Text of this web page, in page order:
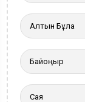
Алтын Бұлақ
Байқоңыр
Сая